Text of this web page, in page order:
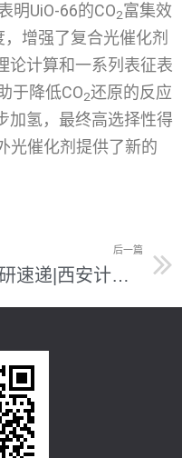
明UiO-66的CO2富集效
，增强了复合光催化剂
论计算和一系列表征表
于降低CO2还原的反应
加氢，最终高选择性得
光催化剂提供了新的
后一篇
科研速递|西安计算中心助力西北农林科技大学天然有机物质—重金属阳离子相互作用的多尺度模拟：团聚稳定机制研究取得新进展！